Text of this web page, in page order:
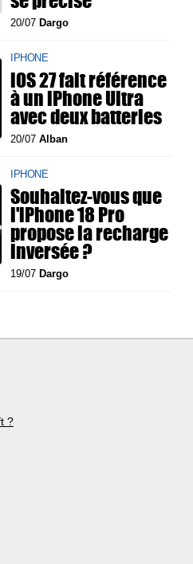
20/07 Dargo
IPHONE
iOS 27 fait référence
à un iPhone Ultra
avec deux batteries
20/07Alban
IPHONE
Souhaitez-vous que
l'iPhone 18 Pro
propose la recharge
inversée ?
19/07 Dargo
?